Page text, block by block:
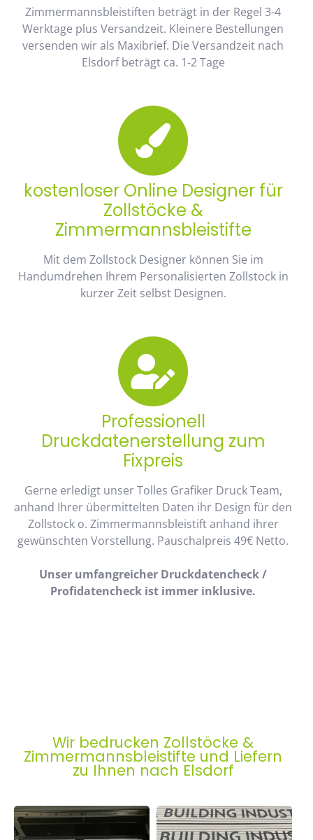
Zimmermannsbleistiften beträgt in der Regel 3-4
Werktage plus Versandzeit. Kleinere Bestellungen
versenden wir als Maxibrief. Die Versandzeit nach
Elsdorf beträgt ca. 1-2 Tage
kostenloser Online Designer für
Zollstöcke &
Zimmermannsbleistifte
Mit dem Zollstock Designer können Sie im
Handumdrehen Ihrem Personalisierten Zollstock in
kurzer Zeit selbst Designen.
Professionell
Druckdatenerstellung zum
Fixpreis
Gerne erledigt unser Tolles Grafiker Druck Team,
anhand Ihrer übermittelten Daten ihr Design für den
Zollstock o. Zimmermannsbleistift anhand ihrer
gewünschten Vorstellung. Pauschalpreis 49€ Netto.
Unser umfangreicher Druckdatencheck /
Profidatencheck ist immer inklusive.
Wir bedrucken Zollstöcke &
Zimmermannsbleistifte und Liefern
zu Ihnen nach Elsdorf